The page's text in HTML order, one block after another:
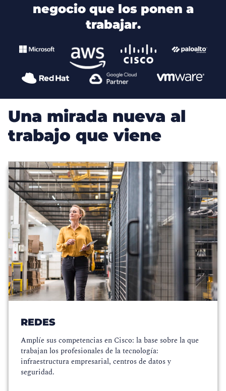
negocio que los ponen a
trabajar.
Una mirada nueva al
trabajo que viene
REDES
Amplíe sus competencias en Cisco: la base sobre la que
trabajan los profesionales de la tecnología:
infraestructura empresarial, centros de datos y
seguridad.